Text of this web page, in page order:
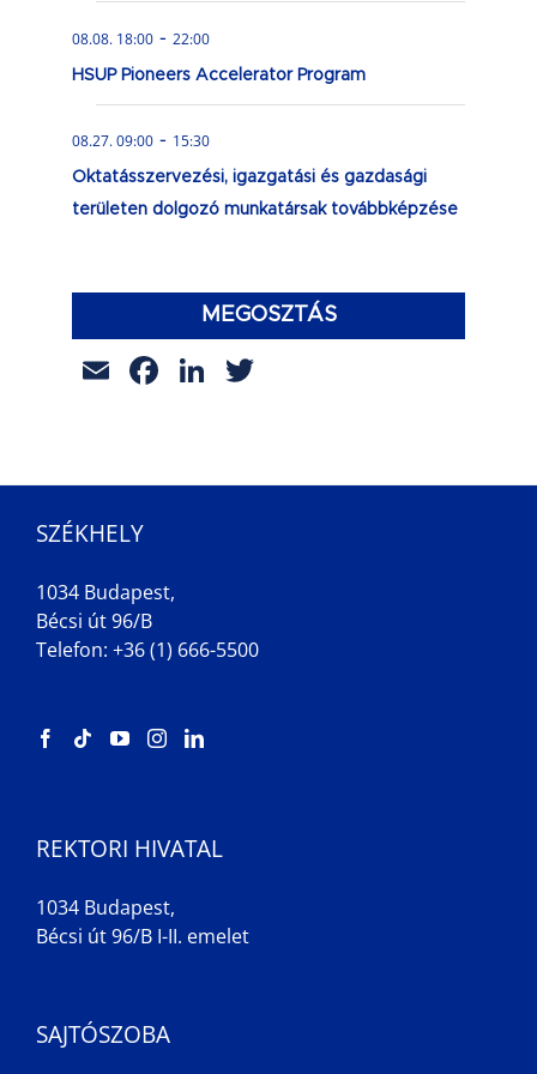
08.08. 18:00 - 22:00
HSUP Pioneers Accelerator Program
08.27. 09:00 - 15:30
Oktatásszervezési, igazgatási és gazdasági
területen dolgozó munkatársak továbbképzése
MEGOSZTÁS
EmailFacebook
LinkedIn
SZÉKHELY
1034 Budapest,
Bécsi út 96/B
Telefon: +36 (1) 666-5500
REKTORI HIVATAL
1034 Budapest,
Bécsi út 96/B I-II. emelet
SAJTÓSZOBA